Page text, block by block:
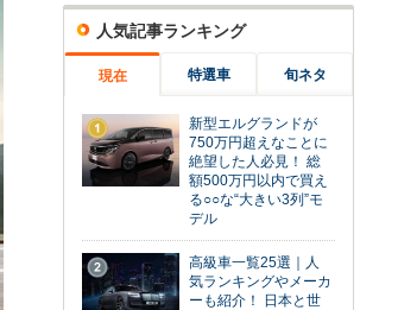
人気記事ランキング
現在 特選車 旬ネタ
1
新型エルグランドが
750万円超えなことに
絶望した人必見！ 総
額500万円以内で買え
る○○な“大きい3列”モ
デル
2
高級車一覧25選｜人
気ランキングやメーカ
ーも紹介！ 日本と世